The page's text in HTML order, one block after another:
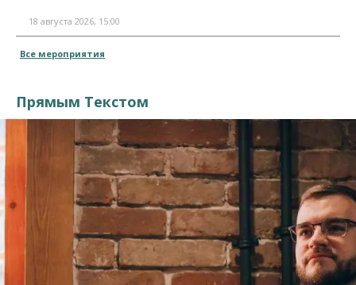
18 августа 2026, 15:00
Все мероприятия
Прямым Текстом